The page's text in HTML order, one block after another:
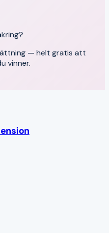
— helt gratis att
vinner.